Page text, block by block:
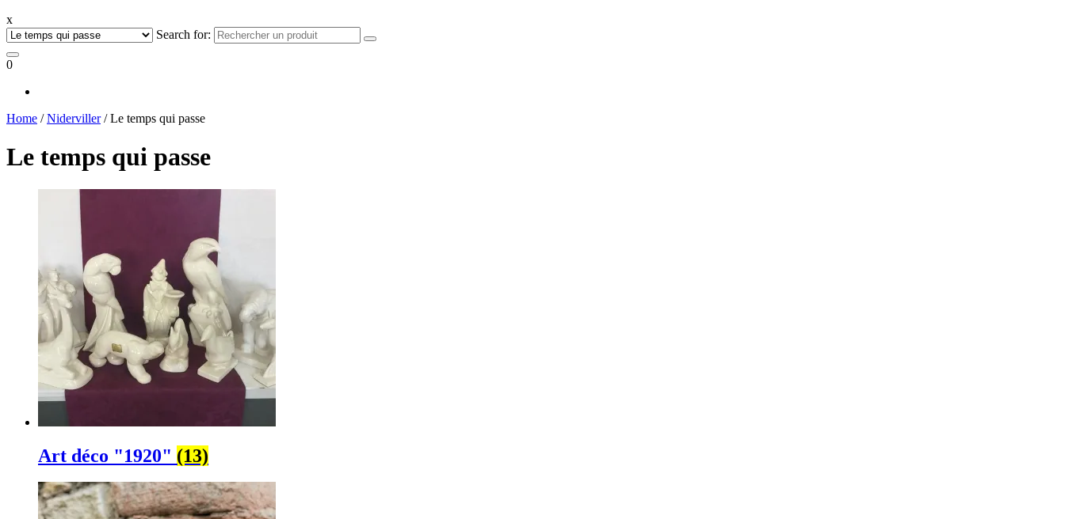
x
Search for:
0
Home /Niderviller/ Le temps qui passe
Le temps qui passe
Art déco "1920" (13)